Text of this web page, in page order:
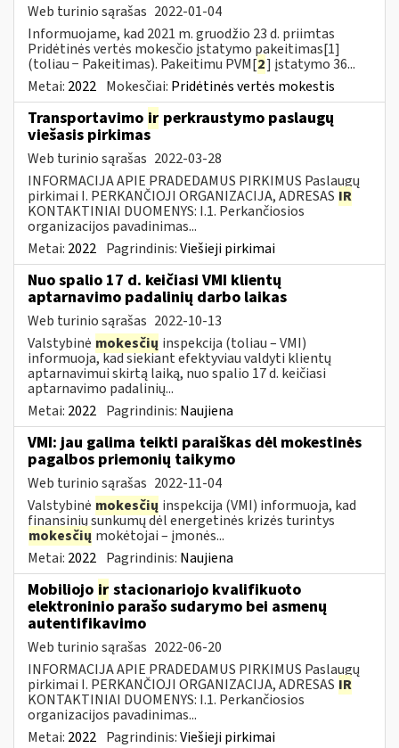
Web turinio sąrašas 2022-01-04
Informuojame, kad 2021 m. gruodžio 23 d. priimtas
Pridėtinės vertės mokesčio įstatymo pakeitimas[1]
(toliau − Pakeitimas). Pakeitimu PVM[2] įstatymo 36...
Metai: 2022 Mokesčiai: Pridėtinės vertės mokestis
Transportavimo ir perkraustymo paslaugų
viešasis pirkimas
Web turinio sąrašas 2022-03-28
INFORMACIJA APIE PRADEDAMUS PIRKIMUS Paslaugų
pirkimai I. PERKANČIOJI ORGANIZACIJA, ADRESAS IR
KONTAKTINIAI DUOMENYS: I.1. Perkančiosios
organizacijos pavadinimas...
Metai: 2022 Pagrindinis:Viešieji pirkimai
Nuo spalio 17 d. keičiasi VMI klientų
aptarnavimo padalinių darbo laikas
Web turinio sąrašas 2022-10-13
Valstybinė mokesčių inspekcija (toliau – VMI)
informuoja, kad siekiant efektyviau valdyti klientų
aptarnavimui skirtą laiką, nuo spalio 17 d. keičiasi
aptarnavimo padalinių...
Metai: 2022 Pagrindinis: Naujiena
VMI: jau galima teikti paraiškas dėl mokestinės
pagalbos priemonių taikymo
Web turinio sąrašas 2022-11-04
Valstybinė mokesčių inspekcija (VMI) informuoja, kad
finansinių sunkumų dėl energetinės krizės turintys
mokesčių mokėtojai – įmonės...
Metai: 2022 Pagrindinis: Naujiena
Mobiliojo ir stacionariojo kvalifikuoto
elektroninio parašo sudarymo bei asmenų
autentifikavimo
Web turinio sąrašas 2022-06-20
INFORMACIJA APIE PRADEDAMUS PIRKIMUS Paslaugų
pirkimai I. PERKANČIOJI ORGANIZACIJA, ADRESAS IR
KONTAKTINIAI DUOMENYS: I.1. Perkančiosios
organizacijos pavadinimas...
Metai: 2022 Pagrindinis:Viešieji pirkimai